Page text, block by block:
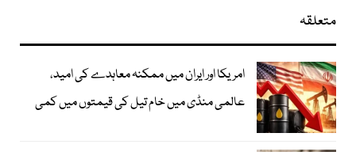
متعلقہ
امریکا اور ایران میں ممکنہ معاہدے کی امید،
عالمی منڈی میں خام تیل کی قیمتوں میں کمی